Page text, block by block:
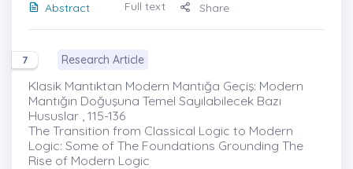
Abstract
Full text Share
7 Research Article
Klasik Mantıktan Modern Mantığa Geçiş: Modern
Mantığın Doğuşuna Temel Sayılabilecek Bazı
Hususlar , 115-136
The Transition from Classical Logic to Modern
Logic: Some of The Foundations Grounding The
Rise of Modern Logic